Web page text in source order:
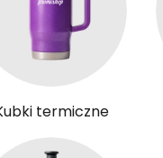
termiczne